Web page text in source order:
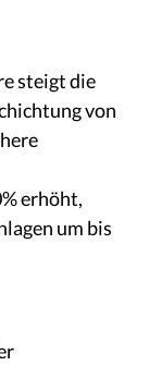
steigt die
von
erhöht,
um bis